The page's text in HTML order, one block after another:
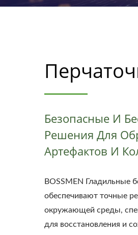
Безопасные И
Решения Для
Артефактов И
BOSSMEN Гладильные
обеспечивают точные
окружающей среды,
для восстановления и